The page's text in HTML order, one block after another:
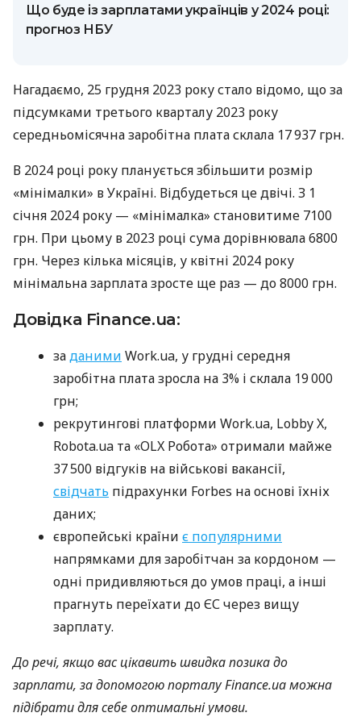
Що буде із зарплатами українців у 2024 році:
прогноз НБУ
Нагадаємо, 25 грудня 2023 року стало відомо, що за
підсумками третього кварталу 2023 року
середньомісячна заробітна плата склала 17 937 грн.
В 2024 році року планується збільшити розмір
«мінімалки» в Україні. Відбудеться це двічі. З 1
січня 2024 року — «мінімалка» становитиме 7100
грн. При цьому в 2023 році сума дорівнювала 6800
грн. Через кілька місяців, у квітні 2024 року
мінімальна зарплата зросте ще раз — до 8000 грн.
Довідка Finance.ua:
заданими Work.ua, у грудні середня
заробітна плата зросла на 3% і склала 19 000
грн;
рекрутингові платформи Work.ua, Lobby X,
Robota.ua та «OLX Робота» отримали майже
37 500 відгуків на військові вакансії,
свідчать підрахунки Forbes на основі їхніх
даних;
європейські країни є популярними
напрямками для заробітчан за кордоном —
одні придивляються до умов праці, а інші
прагнуть переїхати до ЄС через вищу
зарплату.
До речі, якщо вас цікавить швидка позика до
зарплати, за допомогою порталу Finance.ua можна
підібрати для себе оптимальні умови.